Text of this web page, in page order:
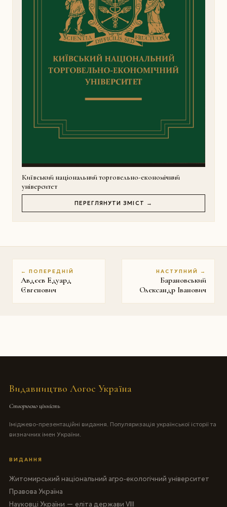
Київський національний торговельно-економічний
університет
ПЕРЕГЛЯНУТИ ЗМІСТ →
← ПОПЕРЕДНІЙ
Авдєєв Едуард
Євгенович
НАСТУПНИЙ →
Барановський
Олександр Іванович
Видавництво Логос Україна
Створюємо цінність
Іміджево-презентаційні видання. Популяризація української історії та
визначних імен України.
ВИДАННЯ
Житомирський національний агро-екологічний університет
Правова Україна
Науковці України — еліта держави VIII